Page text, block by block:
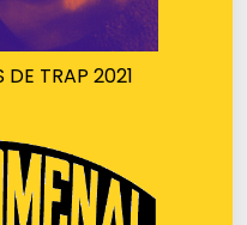
DE TRAP 2021